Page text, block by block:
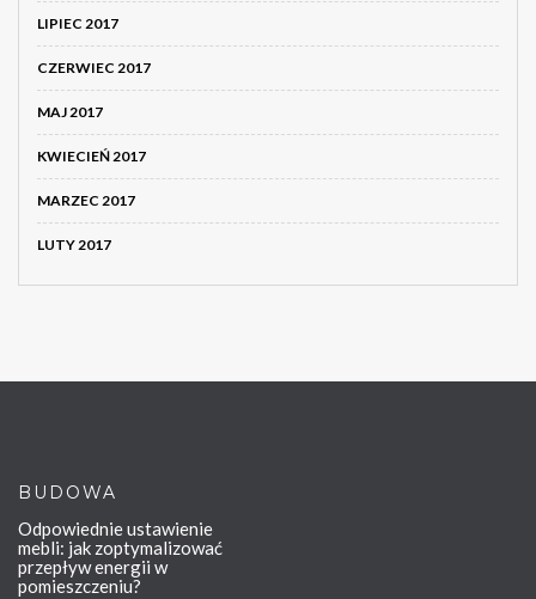
LIPIEC 2017
CZERWIEC 2017
MAJ 2017
KWIECIEŃ 2017
MARZEC 2017
LUTY 2017
BUDOWA
Odpowiednie ustawienie
mebli: jak zoptymalizować
przepływ energii w
pomieszczeniu?